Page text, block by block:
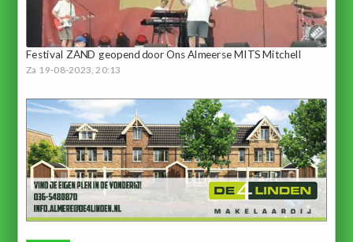
Festival ZAND geopend door Ons Almeerse MITS Mitchell
Za 19-08-2023, 20:13